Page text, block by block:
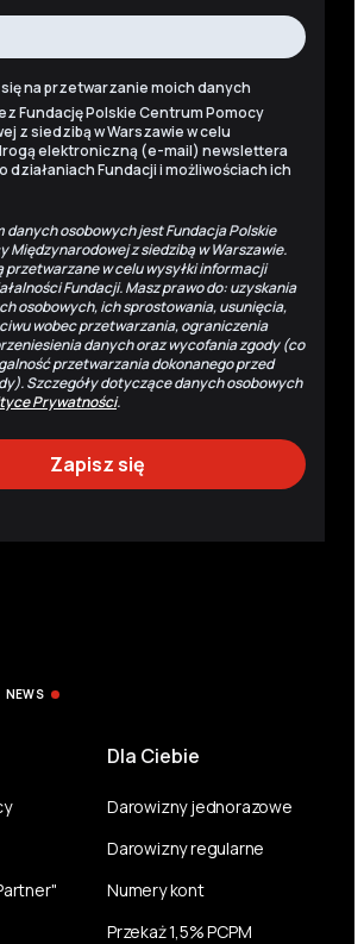
na przetwarzanie moich danych
Fundację Polskie Centrum Pomocy
z siedzibą w Warszawie w celu
elektroniczną (e-mail) newslettera
działaniach Fundacji i możliwościach ich
osobowych jest Fundacja Polskie
Międzynarodowej z siedzibą w Warszawie.
przetwarzane w celu wysyłki informacji
Fundacji. Masz prawo do: uzyskania
osobowych, ich sprostowania, usunięcia,
wobec przetwarzania, ograniczenia
danych oraz wycofania zgody (co
przetwarzania dokonanego przed
Szczegóły dotyczące danych osobowych
Prywatności.
NEWS
Dla Ciebie
Darowizny jednorazowe
Darowizny regularne
Numery kont
Przekaż 1,5% PCPM